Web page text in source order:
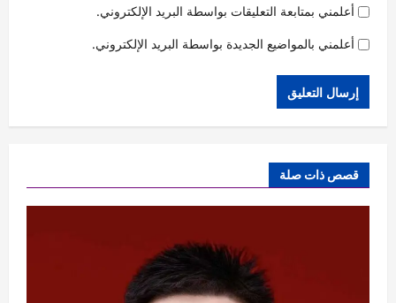
أعلمني بمتابعة التعليقات بواسطة البريد الإلكتروني.
أعلمني بالمواضيع الجديدة بواسطة البريد الإلكتروني.
قصص ذات صلة